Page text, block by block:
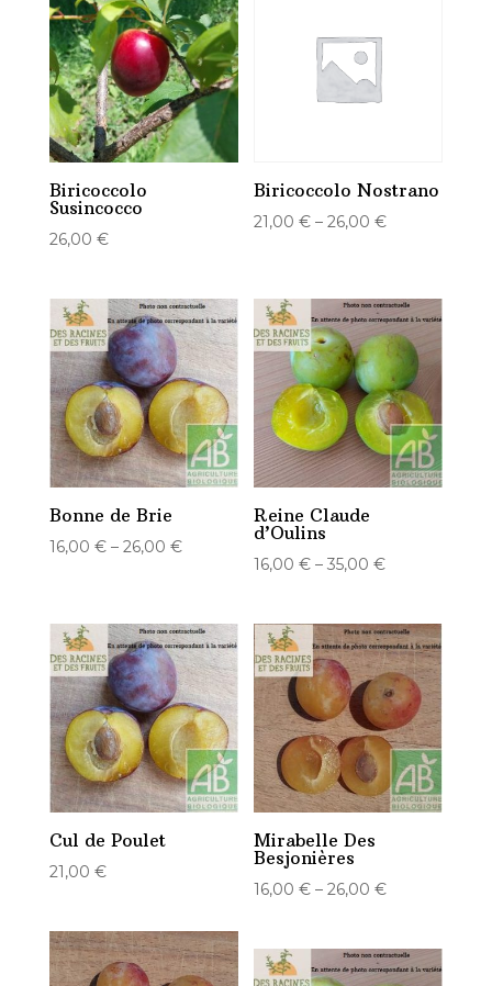
Biricoccolo
Susincocco
26,00 €
Biricoccolo Nostrano
21,00€ –26,00€
Bonne de Brie
16,00 €– 26,00 €
Reine Claude
d’Oulins
16,00€ –35,00€
Cul de Poulet
21,00 €
Mirabelle Des
Besjonières
16,00€ –26,00€